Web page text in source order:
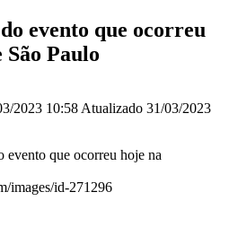
evento que ocorreu
São Paulo
2023 10:58 Atualizado 31/03/2023
images/id-271296